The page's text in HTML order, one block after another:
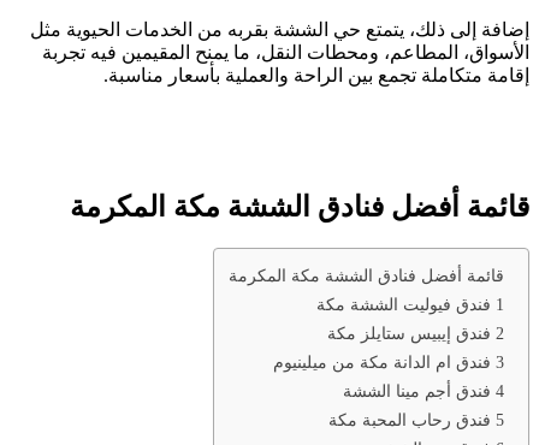
إضافة إلى ذلك، يتمتع حي الششة بقربه من الخدمات الحيوية مثل
الأسواق، المطاعم، ومحطات النقل، ما يمنح المقيمين فيه تجربة
إقامة متكاملة تجمع بين الراحة والعملية بأسعار مناسبة.
قائمة أفضل فنادق الششة مكة المكرمة
قائمة أفضل فنادق الششة مكة المكرمة
1 فندق فيوليت الششة مكة
2 فندق إيبيس ستايلز مكة
3 فندق ام الدانة مكة من ميلينيوم
4 فندق أجم مينا الششة
5 فندق رحاب المحبة مكة